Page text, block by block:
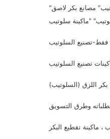
مصانع بكر لاصق"
فقط-تصنيع السلوتيب
تصنيع السلوتيب
بكر اللزق (السلوتيب)
وطرق التسويق
ماكينة تقطيع البكر